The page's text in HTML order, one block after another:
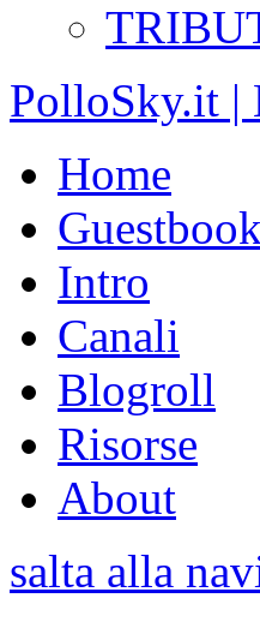
PolloSky.it |
Home
Guestbook
Intro
Canali
Blogroll
Risorse
About
salta alla